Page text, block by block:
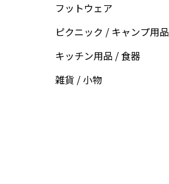
フットウェア
ピクニック / キャンプ用品
キッチン用品 / 食器
雑貨 / 小物